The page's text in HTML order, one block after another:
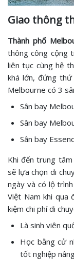
Giao thông
Thành phố
thông công cộng
liên tục cùng hệ
khá lớn, đứng
Melbourne có 3
Sân bay
Sân bay
Sân bay
Khi đến trung tâm
sẽ lựa chọn di
ngày và có lộ
Việt Nam khi qua
kiệm chi phí di
Là sinh viên
Học bằng cử
tốt nghiệp